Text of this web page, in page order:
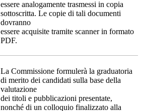
essere analogamente trasmessi in copia
sottoscritta. Le copie di tali documenti
dovranno
essere acquisite tramite scanner in formato
PDF.
La Commissione formulerà la graduatoria
di merito dei candidati sulla base della
valutazione
dei titoli e pubblicazioni presentate,
nonché di un colloquio finalizzato alla